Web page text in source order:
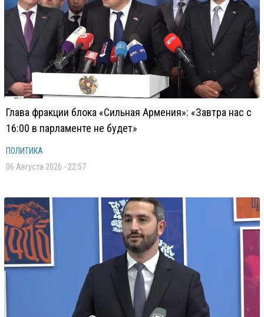
Глава фракции блока «Сильная Армения»: «Завтра нас с
16:00 в парламенте не будет»
ПОЛИТИКА
06 Августа 2026 - 22:57